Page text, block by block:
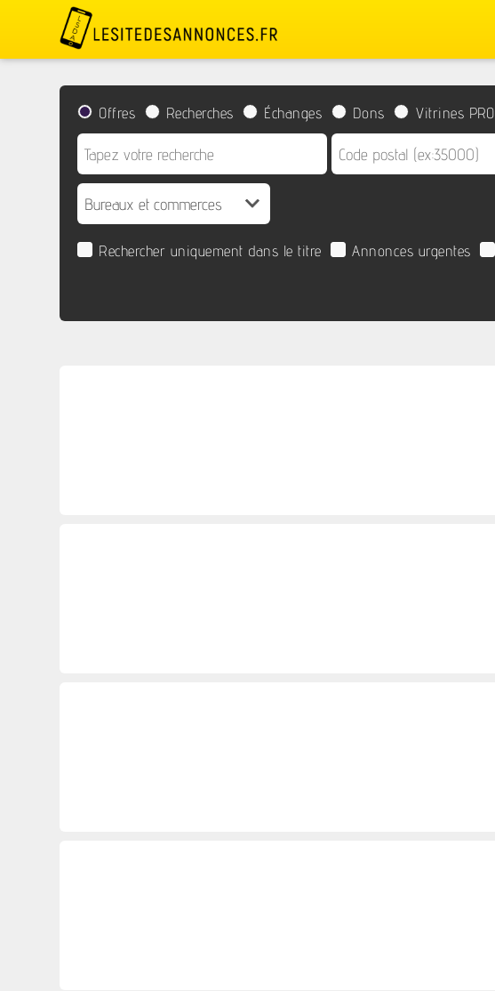
Offres Recherches Échanges Dons Vitrines PRO
Rechercher uniquement dans le titre Annonces urgentes